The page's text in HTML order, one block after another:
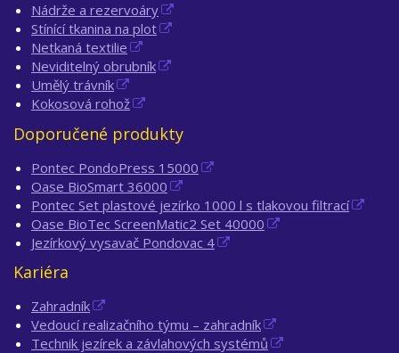
Nádrže a rezervoáry
Stínící tkanina na plot
Netkaná textilie
Neviditelný obrubník
Umělý trávník
Kokosová rohož
Doporučené produkty
Pontec PondoPress 15000
Oase BioSmart 36000
Pontec Set plastové jezírko 1000 l s tlakovou filtrací
Oase BioTec ScreenMatic2 Set 40000
Jezírkový vysavač Pondovac 4
Kariéra
Zahradník
Vedoucí realizačního týmu – zahradník
Technik jezírek a závlahových systémů